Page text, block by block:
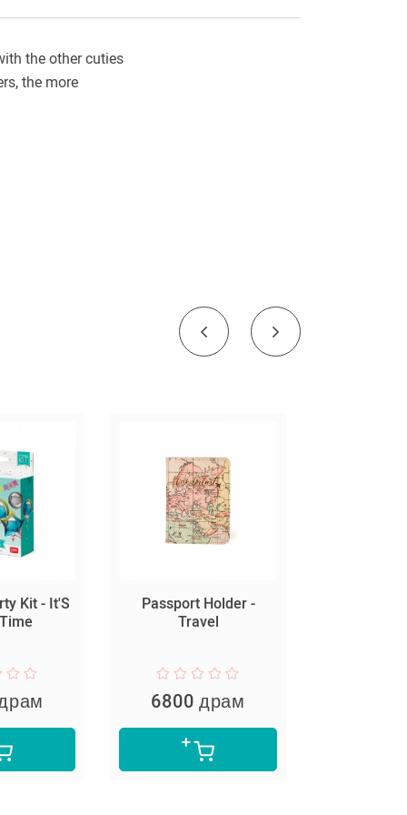
the other cuties
the more
Kit - It'S
Passport Holder -
Travel
6800 драм